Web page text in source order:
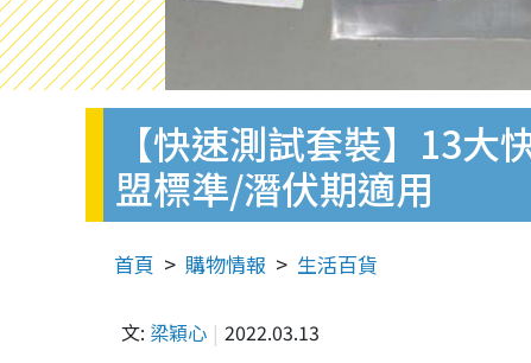
【快速測試套裝】13
盟標準/潛伏期適用
首頁 購物情報 生活百貨
文: 梁穎心 2022.03.13